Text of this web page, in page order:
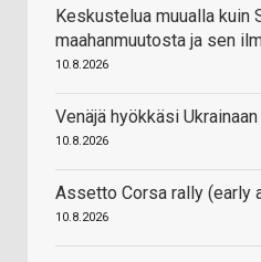
Keskustelua muualla kuin
maahanmuutosta ja sen
10.8.2026
Venäjä hyökkäsi
10.8.2026
Assetto Corsa rally (early
10.8.2026